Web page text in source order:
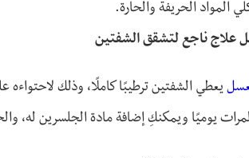
المواد الحريفة والحارة.
علاج ناجع لتشقق الشفتين
يعطي الشفتين ترطيبًا كاملًا، وذلك
يوميًا ويمكنكِ إضافة مادة الجلسرين له،